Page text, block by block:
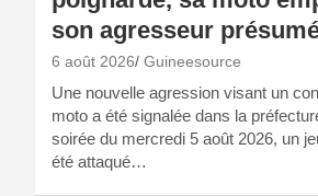
son agresseur
6 août 2026 Guineesource
Une nouvelle agression visant un
moto a été signalée dans la
soirée du mercredi 5 août 2026, un
été attaqué…